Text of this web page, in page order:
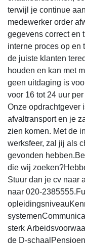
terwijl je continue
medewerker order
gegevens correct en
interne proces op en
de juiste klanten
houden en kan met
geen uitdaging is
voor 16 tot 24 uur
Onze opdrachtgever
afvaltransport en je
zien komen. Met de
werksfeer, zal jij als
gevonden
die wij
Stuur dan je cv naar
naar 020-
sterk
de D-schaalPensioen